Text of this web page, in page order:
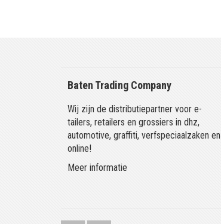
Baten Trading Company
Wij zijn de distributiepartner voor e-
tailers, retailers en grossiers in dhz,
automotive, graffiti, verfspeciaalzaken en
online!
Meer informatie